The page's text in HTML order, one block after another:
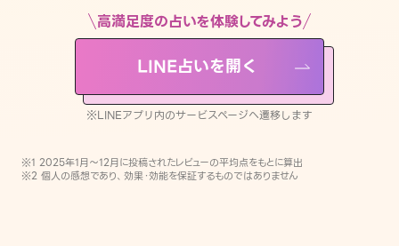
※LINEアプリ内のサービスページへ遷移します
高満足度の占いを体験してみよう
LINE占いを開く
※LINEアプリ内のサービスページへ遷移します
※1 2025年1月〜12月に投稿されたレビューの平均点をもとに算出
※2 個人の感想であり、効果・効能を保証するものではありません